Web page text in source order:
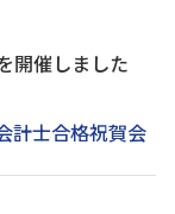
開催しました
計士合格祝賀会